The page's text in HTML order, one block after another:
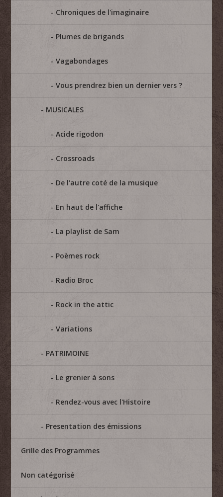
Chroniques de l'imaginaire
Plumes de brigands
Vagabondages
Vous prendrez bien un dernier vers ?
MUSICALES
Acide rigodon
Crossroads
De l'autre coté de la musique
En haut de l'affiche
La playlist de Sam
Poèmes rock
Radio Broc
Rock in the attic
Variations
PATRIMOINE
Le grenier à sons
Rendez-vous avec l'Histoire
Presentation des émissions
Grille des Programmes
Non catégorisé